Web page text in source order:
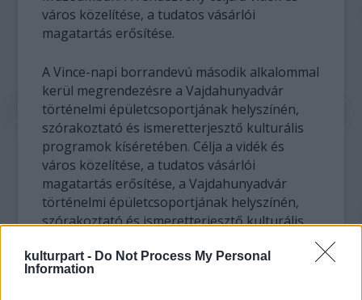
kulturpart - Do Not Process My Personal
Information
város közelítése, a tudatos vásárlói
magatartás erősítése.
A Vince-napi borrandevú második alkalommal
kerül megrendezésre a Vajdahunyadvár
történelmi épületcsoportjának helyszínén,
szórakoztató és ismeretterjesztő kulturális
programok kíséretében. Célja a vidék és
város közelítése, a tudatos vásárlói
magatartás erősítése, a Vajdahunyadvár
történelmi épületcsoportjának helyszínén,
szórakoztató és ismeretterjesztő kulturális
A két nap programját gyógybor- és